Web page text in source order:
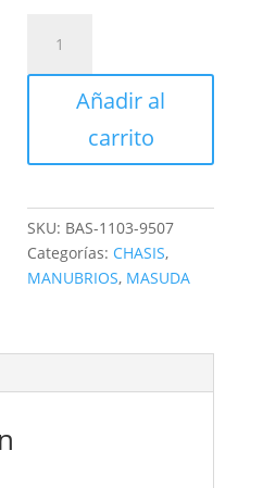
ESTAB
MANUBRIO
Añadir al
carrito
SKU: BAS-1103-9507
Categorías: CHASIS,
MANUBRIOS, MASUDA